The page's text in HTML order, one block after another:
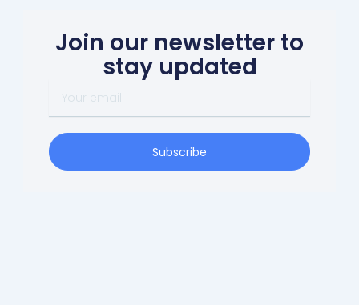
Join our newsletter to
stay updated
email
Subscribe